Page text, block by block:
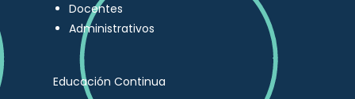
Docentes
Administrativos
Educación Continua